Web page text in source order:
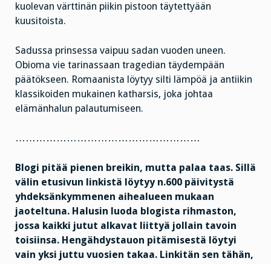
kuolevan värttinän piikin pistoon täytettyään
kuusitoista.
Sadussa prinsessa vaipuu sadan vuoden uneen.
Obioma vie tarinassaan tragedian täydempään
päätökseen. Romaanista löytyy silti lämpöä ja antiikin
klassikoiden mukainen katharsis, joka johtaa
elämänhalun palautumiseen.
………………………………………………
Blogi pitää pienen breikin, mutta palaa taas. Sillä
välin etusivun linkistä löytyy n.600 päivitystä
yhdeksänkymmenen aihealueen mukaan
jaoteltuna. Halusin luoda blogista rihmaston,
jossa kaikki jutut alkavat liittyä jollain tavoin
toisiinsa. Hengähdystauon pitämisestä löytyi
vain yksi juttu vuosien takaa. Linkitän sen tähän,